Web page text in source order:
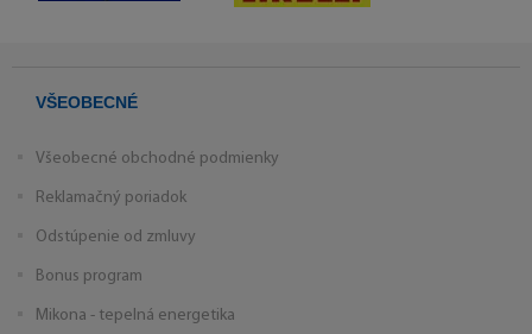
VŠEOBECNÉ
Všeobecné obchodné podmienky
Reklamačný poriadok
Odstúpenie od zmluvy
Bonus program
Mikona - tepelná energetika